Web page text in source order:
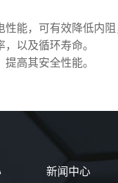
能，可有效降低内
以及循环寿命。
高其安全性能。
新闻中心